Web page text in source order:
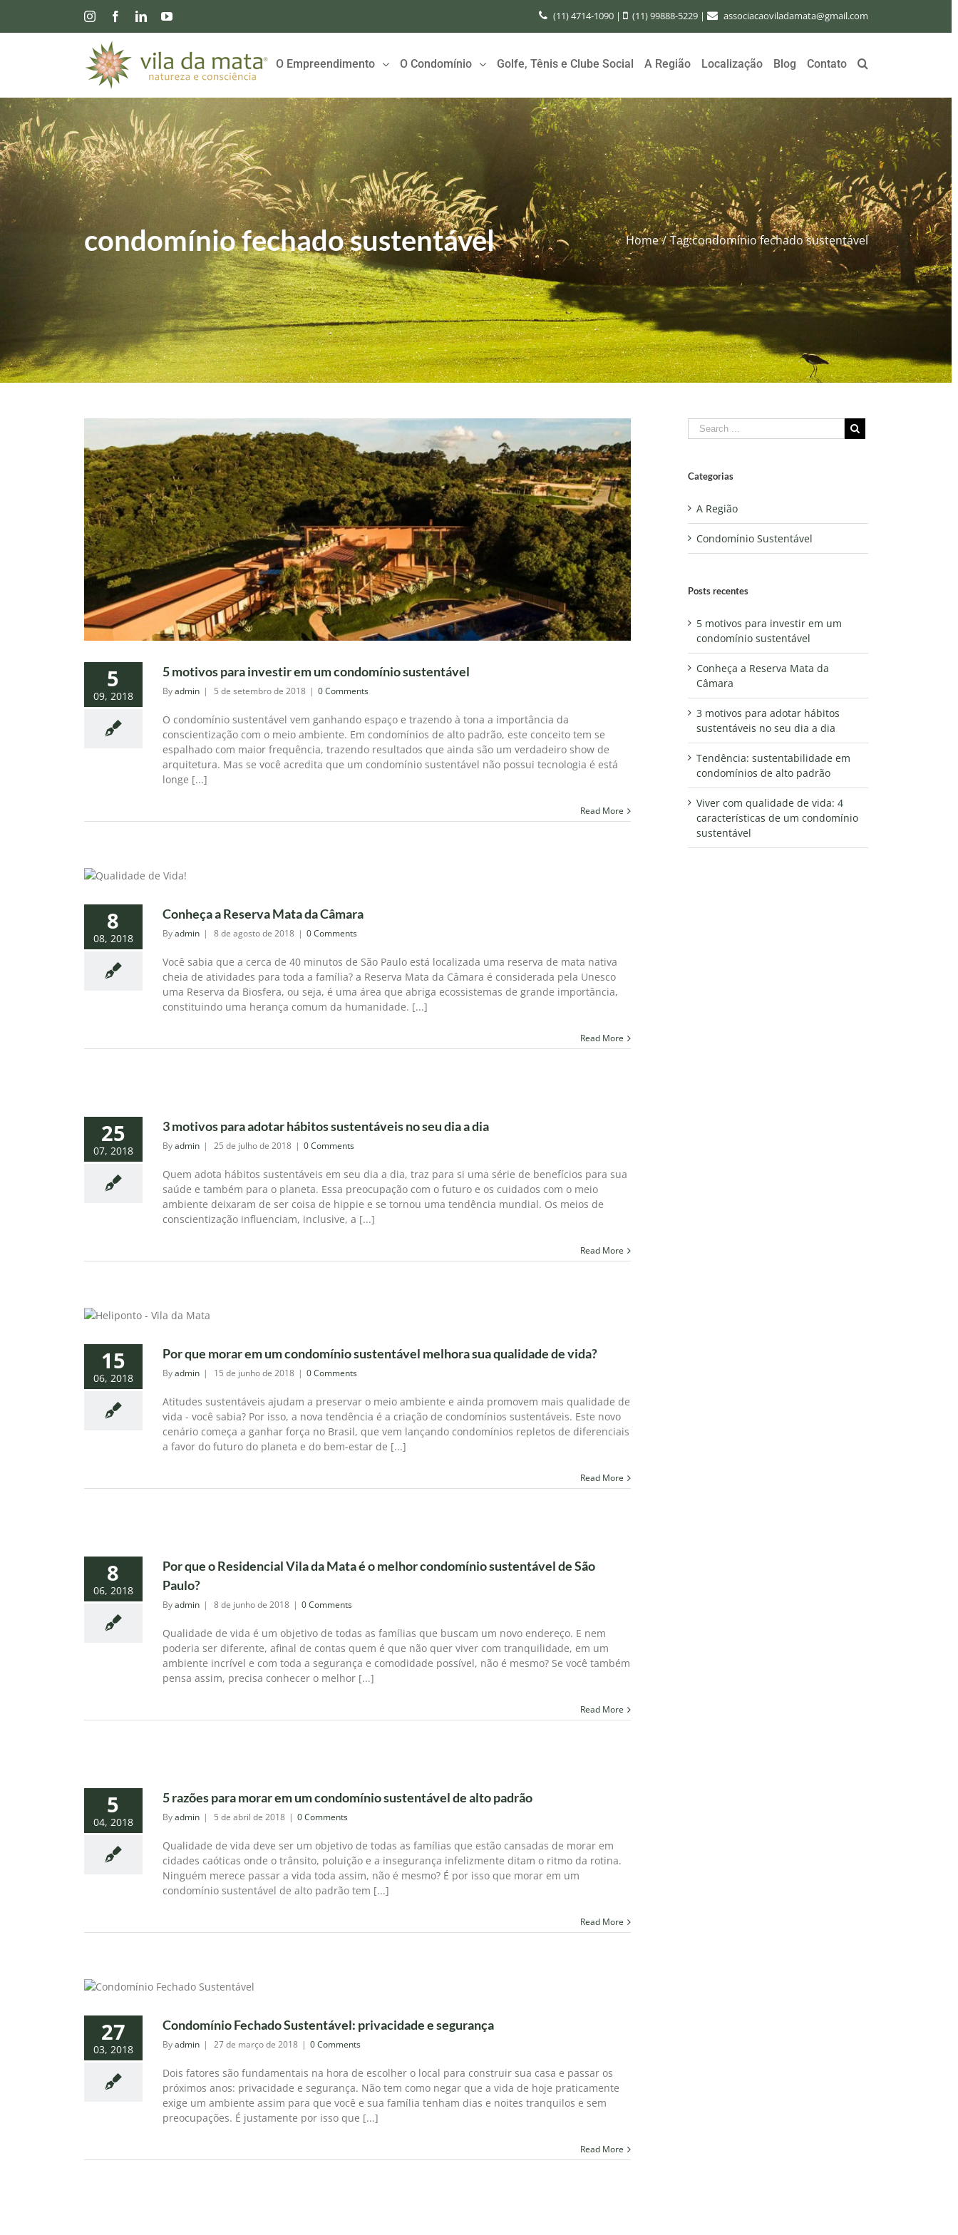
InstagramFacebookLinkedinYouTube (11) 4714-1090| (11) 99888-5229 | associacaoviladamata@gmail.com
O Empreendimento O Condomínio Golfe, Tênis e Clube Social A Região Localização Blog Contato
condomínio fechado sustentável Home / Tag:condomínio fechado sustentável
5
09, 2018
5 motivos para investir em um condomínio sustentável
Byadmin | 5 de setembro de 2018 | 0 Comments
O condomínio sustentável vem ganhando espaço e trazendo à tona a importância da
conscientização com o meio ambiente. Em condomínios de alto padrão, este conceito tem se
espalhado com maior frequência, trazendo resultados que ainda são um verdadeiro show de
arquitetura. Mas se você acredita que um condomínio sustentável não possui tecnologia é está
longe [...]
Read More
8
08, 2018
Conheça a Reserva Mata da Câmara
Byadmin | 8 de agosto de 2018 | 0 Comments
Você sabia que a cerca de 40 minutos de São Paulo está localizada uma reserva de mata nativa
cheia de atividades para toda a família? a Reserva Mata da Câmara é considerada pela Unesco
uma Reserva da Biosfera, ou seja, é uma área que abriga ecossistemas de grande importância,
constituindo uma herança comum da humanidade. [...]
Read More
25
07, 2018
3 motivos para adotar hábitos sustentáveis no seu dia a dia
Byadmin | 25 de julho de 2018 | 0 Comments
Quem adota hábitos sustentáveis em seu dia a dia, traz para si uma série de benefícios para sua
saúde e também para o planeta. Essa preocupação com o futuro e os cuidados com o meio
ambiente deixaram de ser coisa de hippie e se tornou uma tendência mundial. Os meios de
conscientização influenciam, inclusive, a [...]
Read More
15
06, 2018
Por que morar em um condomínio sustentável melhora sua qualidade de vida?
Byadmin | 15 de junho de 2018 | 0 Comments
Atitudes sustentáveis ajudam a preservar o meio ambiente e ainda promovem mais qualidade de
vida - você sabia? Por isso, a nova tendência é a criação de condomínios sustentáveis. Este novo
cenário começa a ganhar força no Brasil, que vem lançando condomínios repletos de diferenciais
a favor do futuro do planeta e do bem-estar de [...]
Read More
8
06, 2018
Por que o Residencial Vila da Mata é o melhor condomínio sustentável de São
Paulo?
Byadmin | 8 de junho de 2018 | 0 Comments
Qualidade de vida é um objetivo de todas as famílias que buscam um novo endereço. E nem
poderia ser diferente, afinal de contas quem é que não quer viver com tranquilidade, em um
ambiente incrível e com toda a segurança e comodidade possível, não é mesmo? Se você também
pensa assim, precisa conhecer o melhor [...]
Read More
5
04, 2018
5 razões para morar em um condomínio sustentável de alto padrão
Byadmin | 5 de abril de 2018 | 0 Comments
Qualidade de vida deve ser um objetivo de todas as famílias que estão cansadas de morar em
cidades caóticas onde o trânsito, poluição e a insegurança infelizmente ditam o ritmo da rotina.
Ninguém merece passar a vida toda assim, não é mesmo? É por isso que morar em um
condomínio sustentável de alto padrão tem [...]
Read More
27
03, 2018
Condomínio Fechado Sustentável: privacidade e segurança
Byadmin | 27 de março de 2018 | 0 Comments
Dois fatores são fundamentais na hora de escolher o local para construir sua casa e passar os
próximos anos: privacidade e segurança. Não tem como negar que a vida de hoje praticamente
exige um ambiente assim para que você e sua família tenham dias e noites tranquilos e sem
preocupações. É justamente por isso que [...]
Read More
Categorias
A Região
Condomínio Sustentável
Posts recentes
5 motivos para investir em um
condomínio sustentável
Conheça a Reserva Mata da
Câmara
3 motivos para adotar hábitos
sustentáveis no seu dia a dia
Tendência: sustentabilidade em
condomínios de alto padrão
Viver com qualidade de vida: 4
características de um condomínio
sustentável